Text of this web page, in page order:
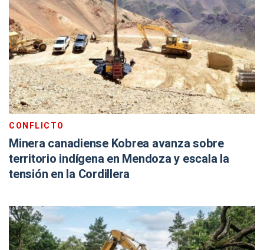
CONFLICTO
Minera canadiense Kobrea avanza sobre
territorio indígena en Mendoza y escala la
tensión en la Cordillera